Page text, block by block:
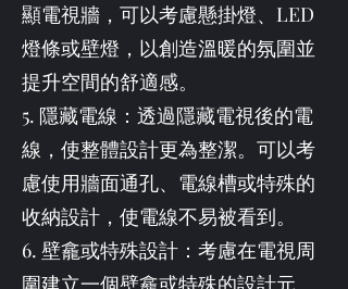
顯電視牆，可以考慮懸掛燈、LED
燈條或壁燈，以創造溫暖的氛圍並
提升空間的舒適感。
5. 隱藏電線：透過隱藏電視後的電
線，使整體設計更為整潔。可以考
慮使用牆面通孔、電線槽或特殊的
收納設計，使電線不易被看到。
6. 壁龕或特殊設計：考慮在電視周
圍建立一個壁龕或特殊的設計元